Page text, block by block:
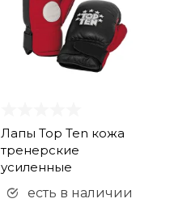
Лапы Top Ten кожа
тренерские
усиленные
есть в наличии